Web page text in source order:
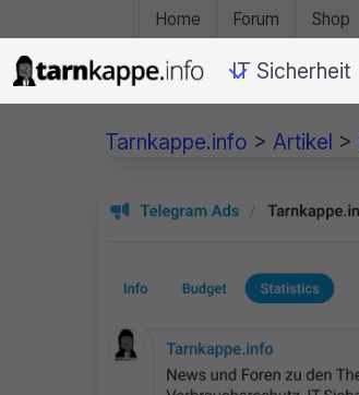
Home Forum Shop
IT Sicherheit
Tarnkappe.info > Artikel >